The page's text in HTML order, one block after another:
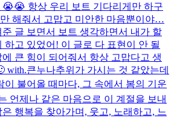
😭😭 항상 우리 보트 기다리게만 하구
해줘서 고맙고 미안한 마음뿐이야…
글 보면서 보트 생각하면서 내가 할
하고 있었어! 이 글로 다 표현이 안 될
큰 힘이 되어줘서 항상 고맙다고 생
with.큰누나추위가 가시는 것 같았는데
불어올 때마다, 그 속에서 봄의 기운
언제나 같은 마음으로 이 계절을 보내
행복을 찾아가며, 웃고, 노래하고, 느